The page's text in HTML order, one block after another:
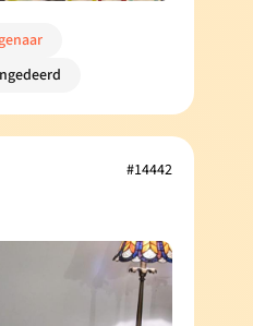
#14442